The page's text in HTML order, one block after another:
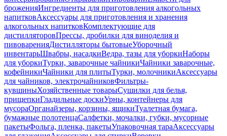
броженияИнгредиенты для приготовления алкогольных
напитковАксессуары для приготовления и хранения
алкогольных напитковКомплектующие для
дистилляторовПрессы, дробилки для виноделия и
пивоваренияДистилляторы бытовыеУборочный
инвентарьШвабры, насадкиВедра, тазы для уборкиНаборы
для уборкиТурки, заварочные чайникиЧайники заварочные,
кофейникиЧайники для плитыТурки, молочникиАксессуары
для чайников, электрочайниковФильтры-
кувшиныХозяйственные товарыСушилки для белья,
прищепкиГладильные доскиУрны, контейнеры для
мусораОрганайзеры, корзины, ящикиТуалетная бумага,
бумажные полотенцаСалфетки, мочалки, губки, мусорные
пакетыФольга, пленка, пакетыУпаковочная тараАксессуары